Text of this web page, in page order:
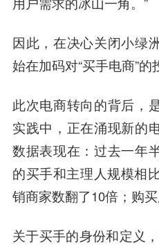
因此，在决心关闭小绿
始在加码对“买手电商”的
此次电商转向的背后，
实践中，正在涌现新的
数据表现在：过去一年
的买手和主理人规模相
销商家数翻了10倍；购买
关于买手的身份和定义